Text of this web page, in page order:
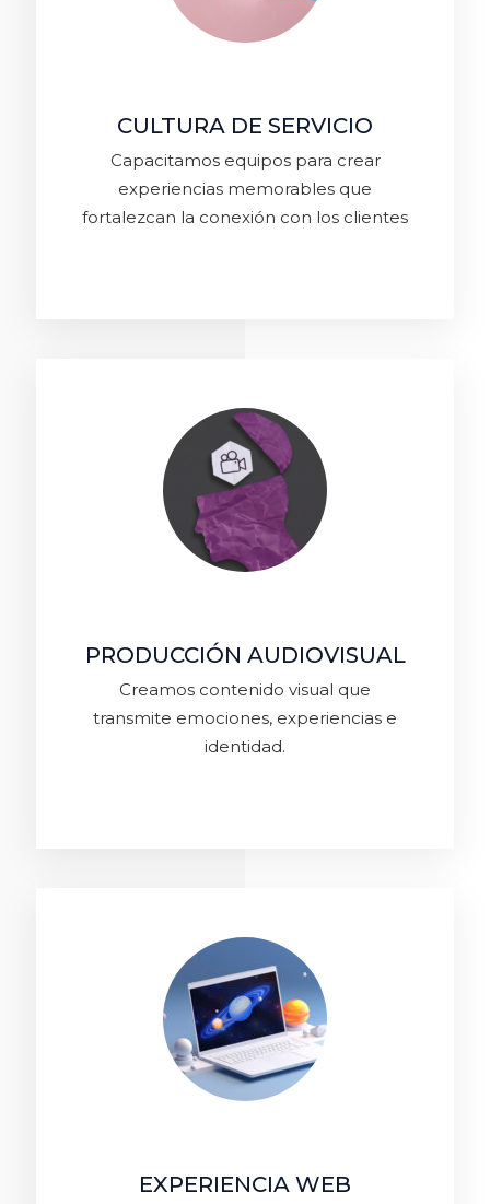
CULTURA DE SERVICIO
Capacitamos equipos para crear
experiencias memorables que
fortalezcan la conexión con los clientes
PRODUCCIÓN AUDIOVISUAL
Creamos contenido visual que
transmite emociones, experiencias e
identidad.
EXPERIENCIA WEB